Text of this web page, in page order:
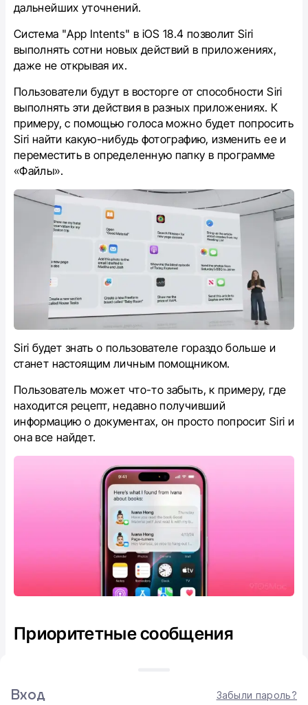
дальнейших уточнений.
Система "App Intents" в iOS 18.4 позволит Siri
выполнять сотни новых действий в приложениях,
даже не открывая их.
Пользователи будут в восторге от способности Siri
выполнять эти действия в разных приложениях. К
примеру, с помощью голоса можно будет попросить
Siri найти какую-нибудь фотографию, изменить ее и
переместить в определенную папку в программе
«Файлы».
Siri будет знать о пользователе гораздо больше и
станет настоящим личным помощником.
Пользователь может что-то забыть, к примеру, где
находится рецепт, недавно получивший
информацию о документах, он просто попросит Siri и
она все найдет.
Приоритетные сообщения
важнейшие уведомления непосредственно в
Вход Забыли пароль?